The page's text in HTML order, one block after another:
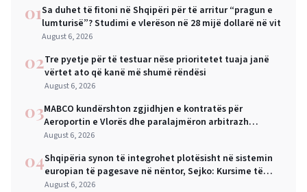
01Sa duhet të fitoni në Shqipëri për të arritur “pragun e
lumturisë”? Studimi e vlerëson në 28 mijë dollarë në vit
August 6, 2026
02Tre pyetje për të testuar nëse prioritetet tuaja janë
vërtet ato që kanë më shumë rëndësi
August 6, 2026
03MABCO kundërshton zgjidhjen e kontratës për
Aeroportin e Vlorës dhe paralajmëron arbitrazh
ndërkombëtar
August 6, 2026
04Shqipëria synon të integrohet plotësisht në sistemin
europian të pagesave në nëntor, Sejko: Kursime të
mëdha për qytetarët dhe bizneset
August 6, 2026